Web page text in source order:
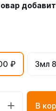
₽
3мл
В